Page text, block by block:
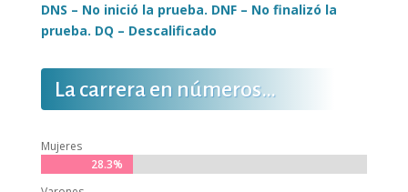
DNS – No inició la prueba. DNF – No finalizó la
prueba. DQ – Descalificado
La carrera en números…
Mujeres
28.3%
28.3%